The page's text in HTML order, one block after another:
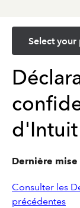
Select
d'Intuit
Dernière mise
Consulter les
précédentes